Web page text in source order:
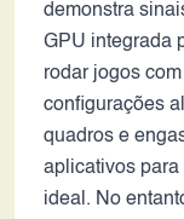
demonstra
GPU integrada
rodar jogos
configurações
quadros e
aplicativos para
ideal. No